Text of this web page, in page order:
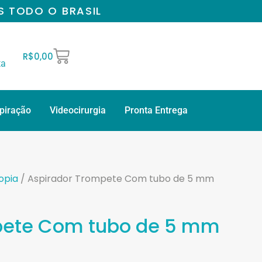
TODO O BRASIL
R$0,00
Videocirurgia Pronta Entrega
/ Aspirador Trompete Com tubo de 5 mm
Com tubo de 5 mm